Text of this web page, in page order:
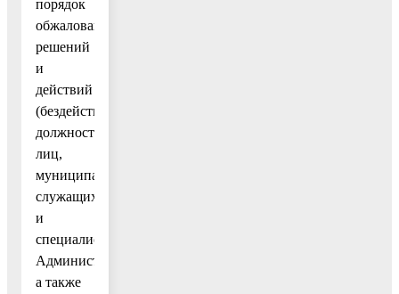
порядок
обжалования
решений
и
действий
(бездействия)
должностных
лиц,
муниципальных
служащих
и
специалистов
Администрации,
а также